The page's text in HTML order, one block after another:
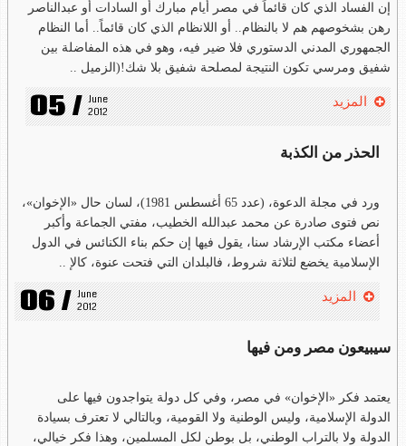
إن الفساد الذي كان قائماً في مصر أيام مبارك أو السادات أو عبدالناصر
رهن بشخوصهم هم لا بالنظام.. أو اللانظام الذي كان قائماً.. أما النظام
الجمهوري المدني الدستوري فلا ضير فيه، وهو في هذه المفاضلة بين
شفيق ومرسي تكون النتيجة لمصلحة شفيق بلا شك!(الزميل ..
05 / June
2012
المزيد
الحذر من الكذبة
ورد في مجلة الدعوة، (عدد 65 أغسطس 1981)، لسان حال «الإخوان»،
نص فتوى صادرة عن محمد عبدالله الخطيب، مفتي الجماعة وأكبر
أعضاء مكتب الإرشاد سنا، يقول فيها إن حكم بناء الكنائس في الدول
الإسلامية يخضع لثلاثة شروط، فالبلدان التي فتحت عنوة، كالإ ..
06 / June
2012
المزيد
سيبيعون مصر ومن فيها
يعتمد فكر «الإخوان» في مصر، وفي كل دولة يتواجدون فيها على
الدولة الإسلامية، وليس الوطنية ولا القومية، وبالتالي لا تعترف بسيادة
الدولة ولا بالتراب الوطني، بل بوطن لكل المسلمين، وهذا فكر خيالي،